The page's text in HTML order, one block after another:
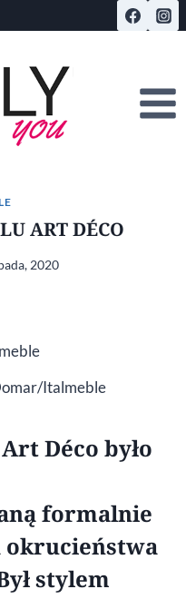
ART DÉCO
2020
Italmeble
Déco było
formalnie
okrucieństwa
stylem